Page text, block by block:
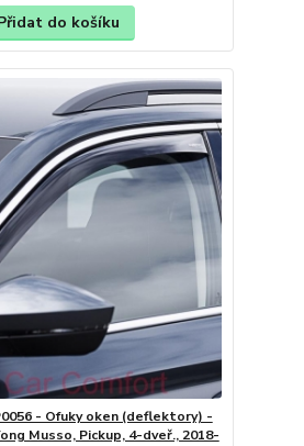
do košíku
- Ofuky oken (deflektory) -
Musso, Pickup, 4-dveř., 2018-